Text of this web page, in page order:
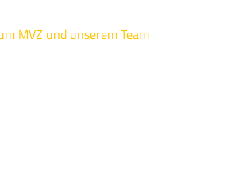
MVZ und unserem Team